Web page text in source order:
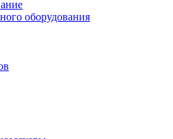
оборудования